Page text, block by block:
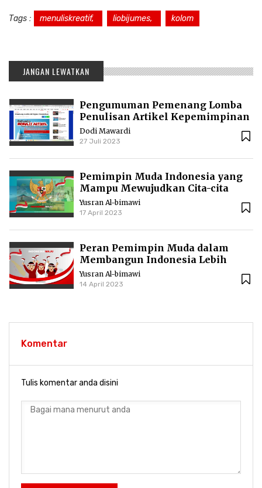
Tags : menuliskreatif, liobijumes, kolom
JANGAN LEWATKAN
Pengumuman Pemenang Lomba
Penulisan Artikel Kepemimpinan
YTP Rayeh 2023
Dodi Mawardi
27 Juli 2023
Pemimpin Muda Indonesia yang
Mampu Mewujudkan Cita-cita
Nasional
Yusran Al-bimawi
17 April 2023
Peran Pemimpin Muda dalam
Membangun Indonesia Lebih
Maju
Yusran Al-bimawi
14 April 2023
Komentar
Tulis komentar anda disini